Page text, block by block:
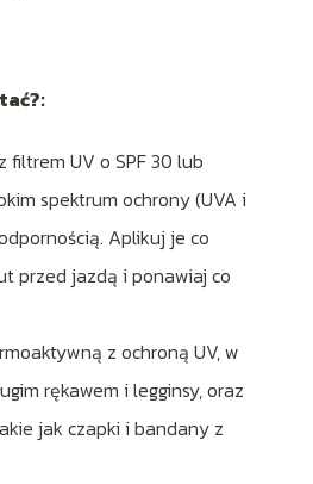
filtrem UV o SPF 30 lub
spektrum ochrony (UVA i
Aplikuj je co
przed jazdą i ponawiaj co
z ochroną UV, w
rękawem i legginsy, oraz
jak czapki i bandany z